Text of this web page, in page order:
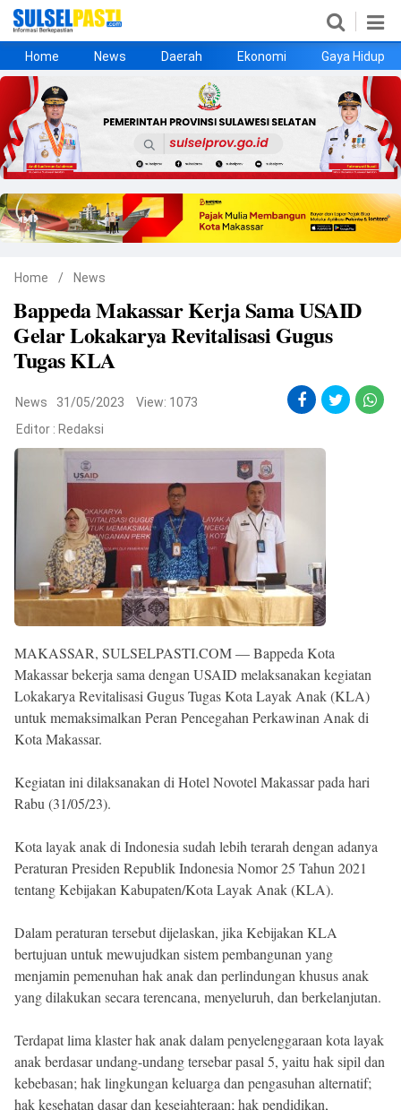
Home
News
Daerah
Ekonomi
Gaya Hidup
Kesehatan
Metro
Nasional
Hukrim
Olahraga
Politik
UMKM
Opini
©
Copyright
2026
Sulselpasti.com
.
Reserved
Home News Daerah Ekonomi Gaya Hidup
Home / News
Bappeda Makassar Kerja Sama USAID
Gelar Lokakarya Revitalisasi Gugus
Tugas KLA
News 31/05/2023
View: 1073
Editor : Redaksi
MAKASSAR, SULSELPASTI.COM — Bappeda Kota
Makassar bekerja sama dengan USAID melaksanakan kegiatan
Lokakarya Revitalisasi Gugus Tugas Kota Layak Anak (KLA)
untuk memaksimalkan Peran Pencegahan Perkawinan Anak di
Kota Makassar.
Kegiatan ini dilaksanakan di Hotel Novotel Makassar pada hari
Rabu (31/05/23).
Kota layak anak di Indonesia sudah lebih terarah dengan adanya
Peraturan Presiden Republik Indonesia Nomor 25 Tahun 2021
tentang Kebijakan Kabupaten/Kota Layak Anak (KLA).
Dalam peraturan tersebut dijelaskan, jika Kebijakan KLA
bertujuan untuk mewujudkan sistem pembangunan yang
menjamin pemenuhan hak anak dan perlindungan khusus anak
yang dilakukan secara terencana, menyeluruh, dan berkelanjutan.
Terdapat lima klaster hak anak dalam penyelenggaraan kota layak
anak berdasar undang-undang tersebar pasal 5, yaitu hak sipil dan
kebebasan; hak lingkungan keluarga dan pengasuhan alternatif;
hak kesehatan dasar dan kesejahteraan; hak pendidikan,